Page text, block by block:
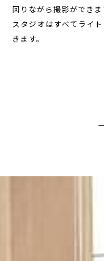
回りながら撮影ができま
スタジオはすべてライ
きます。